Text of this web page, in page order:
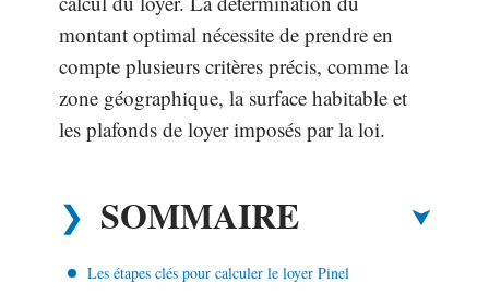
montant optimal nécessite de prendre en
compte plusieurs critères précis, comme la
zone géographique, la surface habitable et
les plafonds de loyer imposés par la loi.
SOMMAIRE
Les étapes clés pour calculer le loyer Pinel